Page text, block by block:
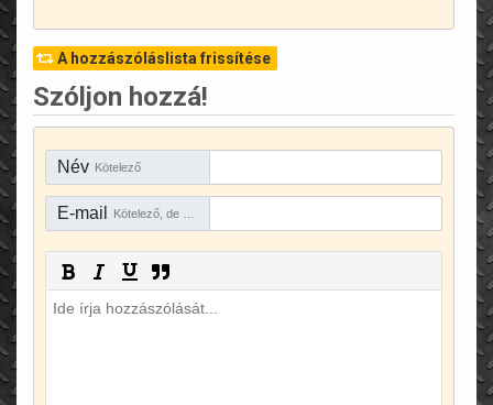
A hozzászóláslista frissítése
Szóljon hozzá!
Név Kötelező
E-mail